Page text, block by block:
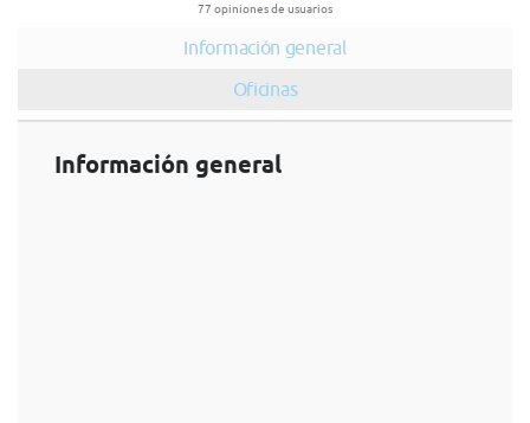
77 opiniones de usuarios
Información general
Oficinas
Información general